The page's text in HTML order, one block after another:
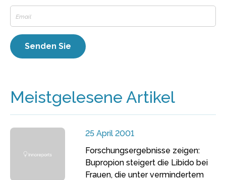
Meistgelesene Artikel
25 April 2001
Forschungsergebnisse zeigen:
Bupropion steigert die Libido bei
Frauen, die unter vermindertem